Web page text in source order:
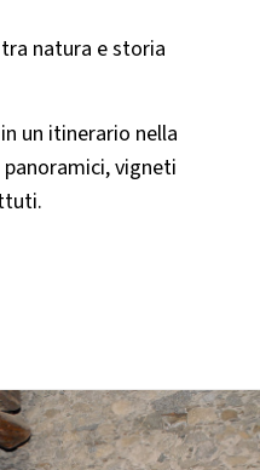
natura e storia
un itinerario nella
vigneti